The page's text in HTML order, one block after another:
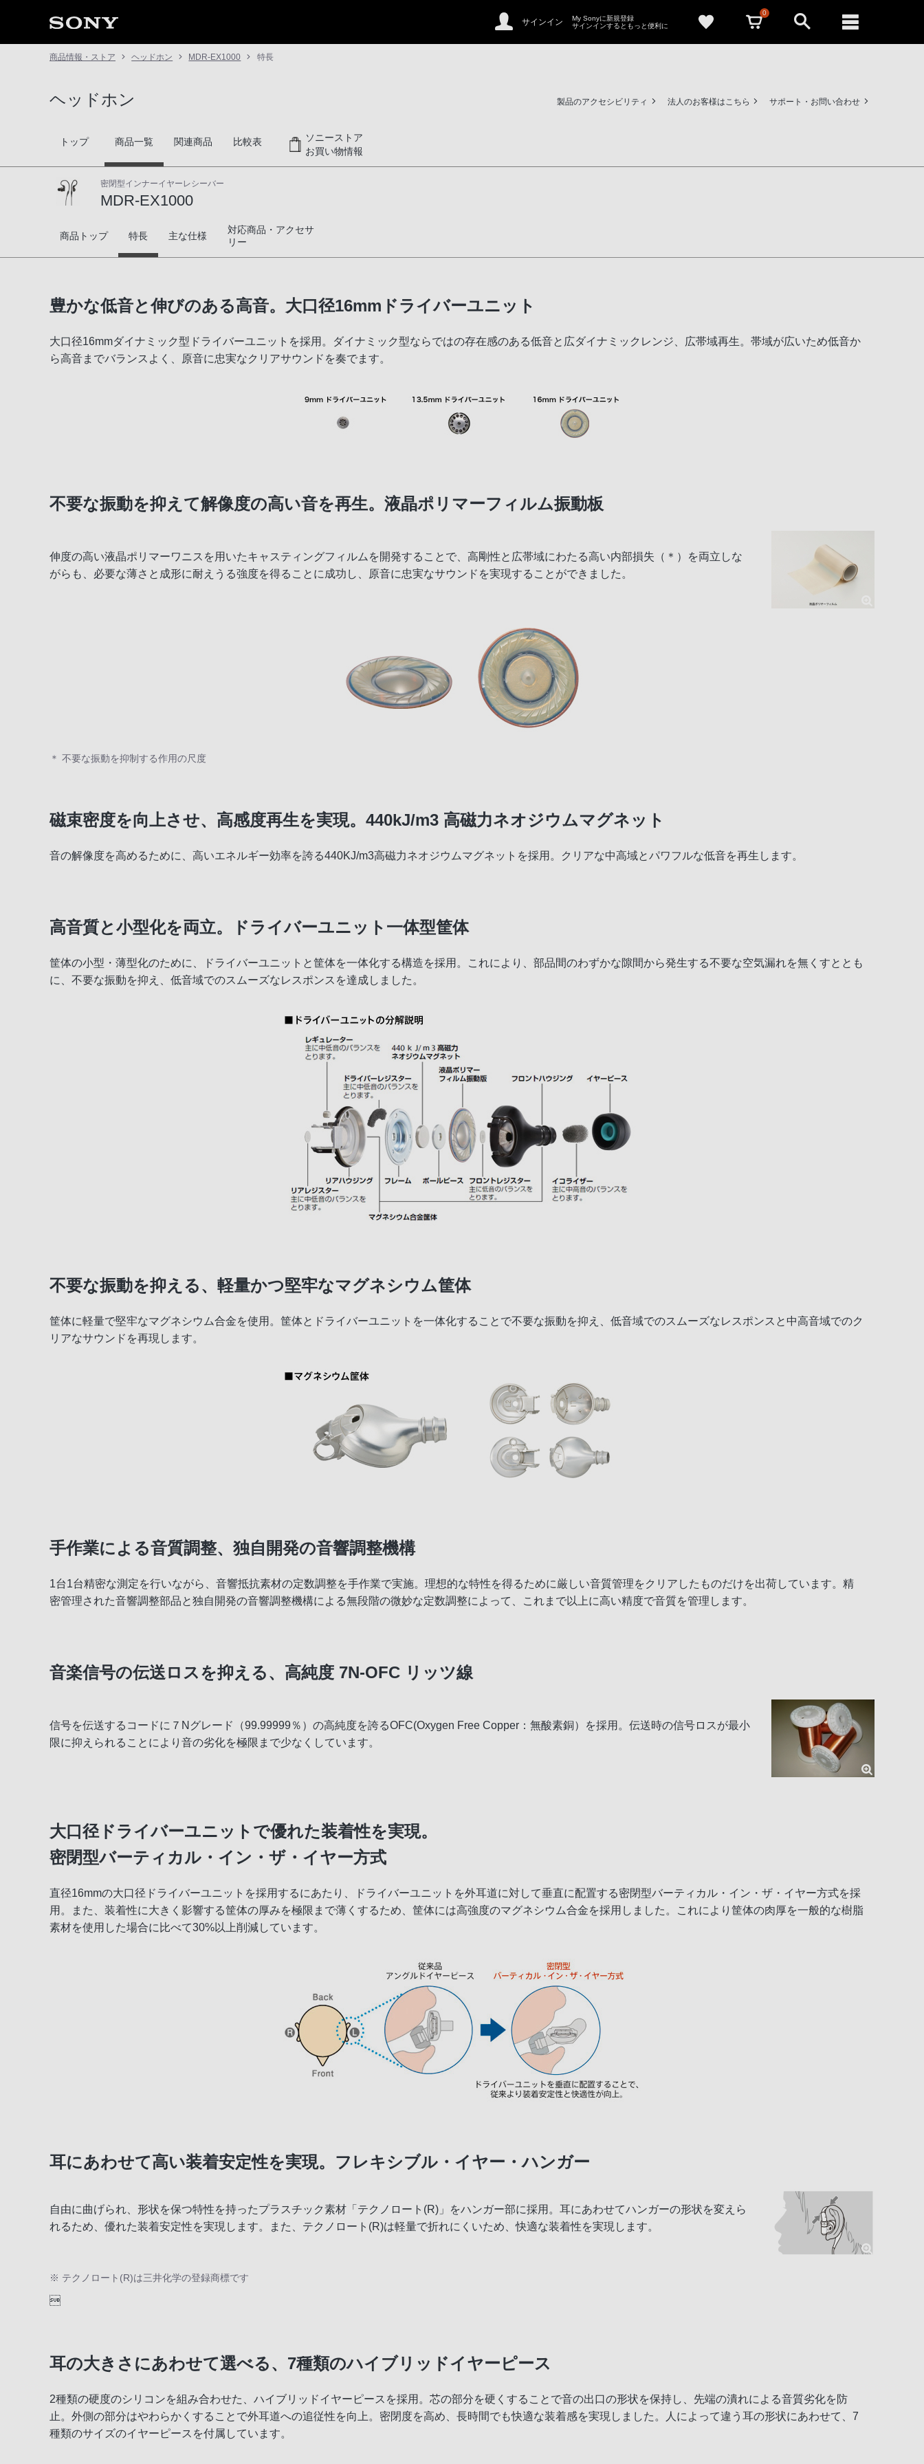
サインイン
My Sonyに新規登録
サインインするともっと便利に
0
商品情報・ストア ヘッドホン MDR-EX1000 特長
ヘッドホン 製品のアクセシビリティ 法人のお客様はこちら サポート・お問い合わせ
トップ 商品一覧 関連商品 比較表
ソニーストア
お買い物情報
密閉型インナーイヤーレシーバー
MDR-EX1000
MDR-EX1000
商品トップ 特長 主な仕様
対応商品・アクセサ
リー
豊かな低音と伸びのある高音。大口径16mmドライバーユニット
大口径16mmダイナミック型ドライバーユニットを採用。ダイナミック型ならではの存在感のある低音と広ダイナミックレンジ、広帯域再生。帯域が広いため低音か
ら高音までバランスよく、原音に忠実なクリアサウンドを奏でます。
不要な振動を抑えて解像度の高い音を再生。液晶ポリマーフィルム振動板
伸度の高い液晶ポリマーワニスを用いたキャスティングフィルムを開発することで、高剛性と広帯域にわたる高い内部損失（＊）を両立しな
がらも、必要な薄さと成形に耐えうる強度を得ることに成功し、原音に忠実なサウンドを実現することができました。
＊ 不要な振動を抑制する作用の尺度
磁束密度を向上させ、高感度再生を実現。440kJ/m3 高磁力ネオジウムマグネット
音の解像度を高めるために、高いエネルギー効率を誇る440KJ/m3高磁力ネオジウムマグネットを採用。クリアな中高域とパワフルな低音を再生します。
高音質と小型化を両立。ドライバーユニット一体型筐体
筐体の小型・薄型化のために、ドライバーユニットと筐体を一体化する構造を採用。これにより、部品間のわずかな隙間から発生する不要な空気漏れを無くすととも
に、不要な振動を抑え、低音域でのスムーズなレスポンスを達成しました。
不要な振動を抑える、軽量かつ堅牢なマグネシウム筐体
筐体に軽量で堅牢なマグネシウム合金を使用。筐体とドライバーユニットを一体化することで不要な振動を抑え、低音域でのスムーズなレスポンスと中高音域でのク
リアなサウンドを再現します。
手作業による音質調整、独自開発の音響調整機構
1台1台精密な測定を行いながら、音響抵抗素材の定数調整を手作業で実施。理想的な特性を得るために厳しい音質管理をクリアしたものだけを出荷しています。精
密管理された音響調整部品と独自開発の音響調整機構による無段階の微妙な定数調整によって、これまで以上に高い精度で音質を管理します。
音楽信号の伝送ロスを抑える、高純度 7N-OFC リッツ線
信号を伝送するコードに７Nグレード（99.99999％）の高純度を誇るOFC(Oxygen Free Copper：無酸素銅）を採用。伝送時の信号ロスが最小
限に抑えられることにより音の劣化を極限まで少なくしています。
大口径ドライバーユニットで優れた装着性を実現。
密閉型バーティカル・イン・ザ・イヤー方式
直径16mmの大口径ドライバーユニットを採用するにあたり、ドライバーユニットを外耳道に対して垂直に配置する密閉型バーティカル・イン・ザ・イヤー方式を採
用。また、装着性に大きく影響する筐体の厚みを極限まで薄くするため、筐体には高強度のマグネシウム合金を採用しました。これにより筐体の肉厚を一般的な樹脂
素材を使用した場合に比べて30%以上削減しています。
耳にあわせて高い装着安定性を実現。フレキシブル・イヤー・ハンガー
自由に曲げられ、形状を保つ特性を持ったプラスチック素材「テクノロート(R)」をハンガー部に採用。耳にあわせてハンガーの形状を変えら
れるため、優れた装着安定性を実現します。また、テクノロート(R)は軽量で折れにくいため、快適な装着性を実現します。
※ テクノロート(R)は三井化学の登録商標です

耳の大きさにあわせて選べる、7種類のハイブリッドイヤーピース
2種類の硬度のシリコンを組み合わせた、ハイブリッドイヤーピースを採用。芯の部分を硬くすることで音の出口の形状を保持し、先端の潰れによる音質劣化を防
止。外側の部分はやわらかくすることで外耳道への追従性を向上。密閉度を高め、長時間でも快適な装着感を実現しました。人によって違う耳の形状にあわせて、7
種類のサイズのイヤーピースを付属しています。